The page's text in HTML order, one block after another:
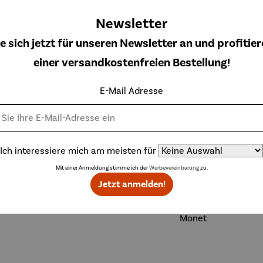
Vincent
eige –
Vincent
van Gogh
Topseller aus der Kategorie Gemälde & Bilder
Derzeit vergriffen
Newsletter
sich jetzt für unseren Newsletter an und
einer versandkostenfreien Bestellung!
E-Mail Adresse
Ich interessiere mich am meisten für
Mit einer Anmeldung stimme ich derWerbevereinbarungzu.
Jetzt anmelden!